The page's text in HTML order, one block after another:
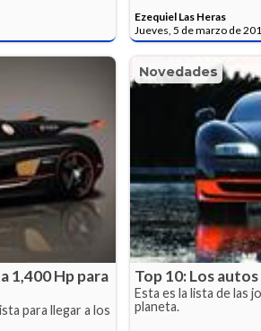
Ezequiel Las Heras
Jueves, 5 de marzo de
1,400 Hp para
para llegar a los
Novedades
Top 10: Los
Esta es la lista de las
planeta.